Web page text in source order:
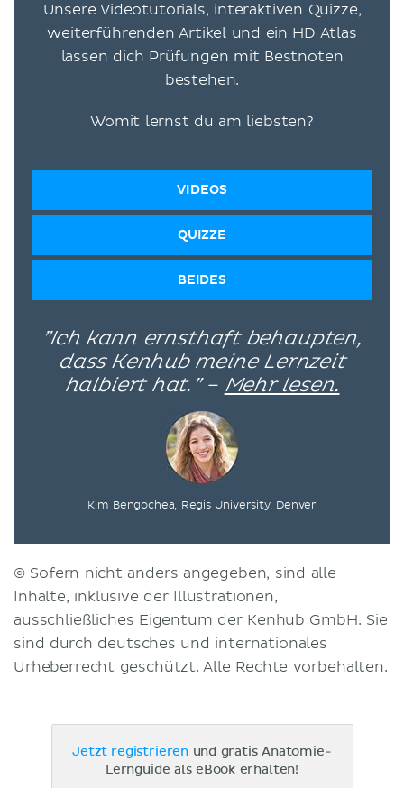
Unsere Videotutorials, interaktiven Quizze,
weiterführenden Artikel und ein HD Atlas
lassen dich Prüfungen mit Bestnoten
bestehen.
Womit lernst du am liebsten?
VIDEOS
QUIZZE
BEIDES
”Ich kann ernsthaft behaupten,
dass Kenhub meine Lernzeit
halbiert hat.” – Mehr lesen.
Kim Bengochea, Regis University, Denver
© Sofern nicht anders angegeben, sind alle
Inhalte, inklusive der Illustrationen,
ausschließliches Eigentum der Kenhub GmbH. Sie
sind durch deutsches und internationales
Urheberrecht geschützt. Alle Rechte vorbehalten.
Jetzt registrieren und gratis Anatomie-
Lernguide als eBook erhalten!